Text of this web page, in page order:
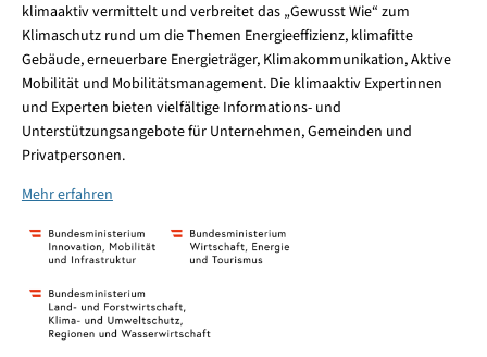
klimaaktiv vermittelt und verbreitet das „Gewusst Wie“ zum
Klimaschutz rund um die Themen Energieeffizienz, klimafitte
Gebäude, erneuerbare Energieträger, Klimakommunikation, Aktive
Mobilität und Mobilitätsmanagement. Die klimaaktiv Expertinnen
und Experten bieten vielfältige Informations- und
Unterstützungsangebote für Unternehmen, Gemeinden und
Privatpersonen.
Mehr erfahren